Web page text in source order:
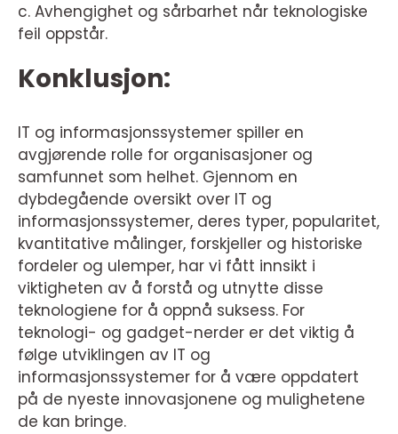
c. Avhengighet og sårbarhet når teknologiske
feil oppstår.
Konklusjon:
IT og informasjonssystemer spiller en
avgjørende rolle for organisasjoner og
samfunnet som helhet. Gjennom en
dybdegående oversikt over IT og
informasjonssystemer, deres typer, popularitet,
kvantitative målinger, forskjeller og historiske
fordeler og ulemper, har vi fått innsikt i
viktigheten av å forstå og utnytte disse
teknologiene for å oppnå suksess. For
teknologi- og gadget-nerder er det viktig å
følge utviklingen av IT og
informasjonssystemer for å være oppdatert
på de nyeste innovasjonene og mulighetene
de kan bringe.